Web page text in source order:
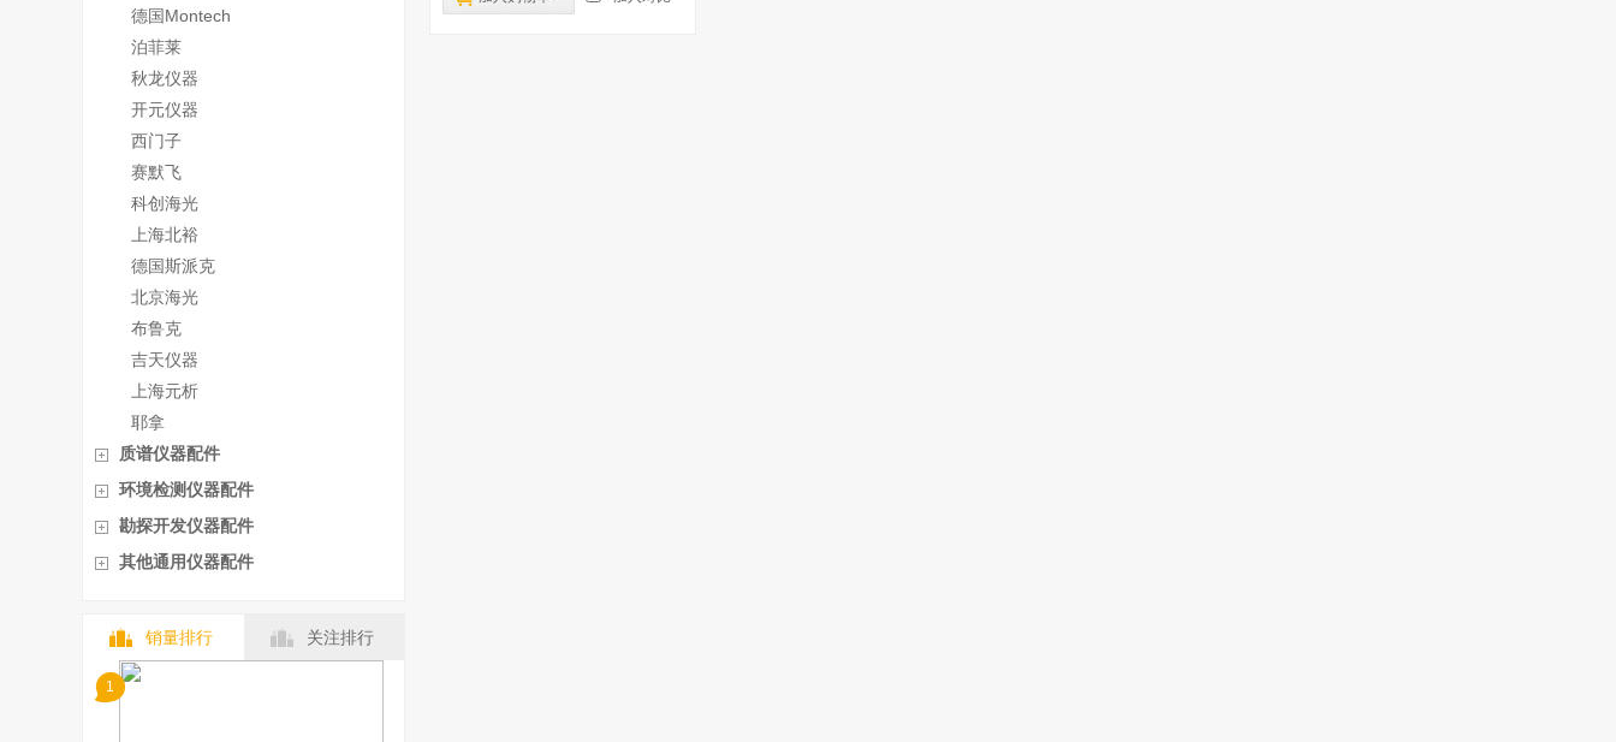
德国Montech
泊菲莱
秋龙仪器
开元仪器
西门子
赛默飞
科创海光
上海北裕
德国斯派克
北京海光
布鲁克
吉天仪器
上海元析
耶拿
质谱仪器配件
环境检测仪器配件
勘探开发仪器配件
其他通用仪器配件
销量排行 关注排行
1